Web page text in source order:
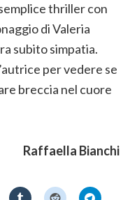
thriller con
di Valeria
subito simpatia.
per vedere se
breccia nel cuore
Raffaella Bianchi